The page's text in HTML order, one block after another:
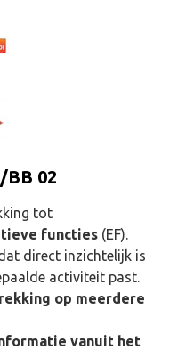
BB 02
tot
functies(EF).
direct inzichtelijk is
activiteit past.
op meerdere
vanuit het